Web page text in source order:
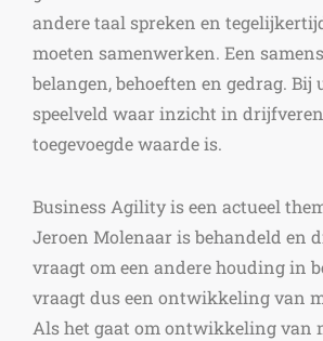
andere taal spreken en
moeten samenwerken. Een
belangen, behoeften en gedrag. Bij
speelveld waar inzicht in
toegevoegde waarde is.
Business Agility is een actueel
Jeroen Molenaar is behandeld en
vraagt om een andere houding in
vraagt dus een ontwikkeling van
Als het gaat om ontwikkeling van